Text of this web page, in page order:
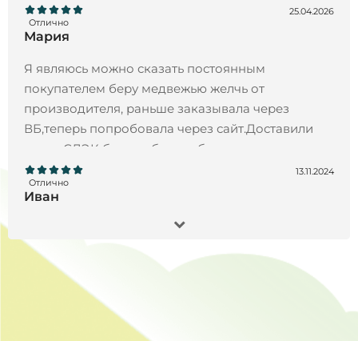
Отлично
25.04.2026
Мария
Я являюсь можно сказать постоянным
покупателем беру медвежью желчь от
производителя, раньше заказывала через
ВБ,теперь попробовала через сайт.Доставили
через СДЭК без проблем и быстро.
Отлично
13.11.2024
Иван
Заказал Черный орех экстракт, 200 мл- все
отлично !!! Товар пришел точно в срок, продукт
отличного качества, остался всем доволен!!!
Рекомендую)